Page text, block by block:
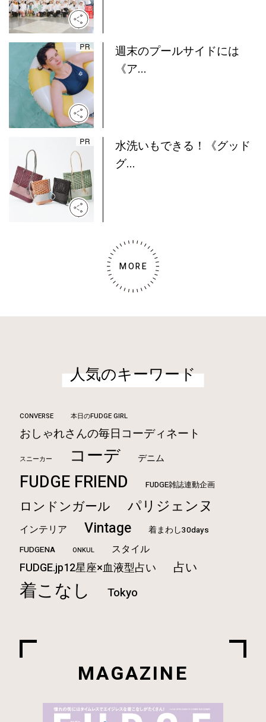
週末のプールサイドには
《ア...
水洗いもできる！《グッド
グ...
MORE
人気のキーワード
CONVERSE 本日のFUDGE GIRL
おしゃれさんの毎日コーディネート
スニーカー コーデ デニム
FUDGE FRIEND FUDGE雑誌連動企画
ロンドンガール パリジェンヌ
インテリア Vintage
着まわし30days
FUDGENA
ONKUL スタイル
FUDGE.jp12星座×血液型占い 占い
着こなし Tokyo
MAGAZINE